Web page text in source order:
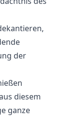
der
diesem
ganze